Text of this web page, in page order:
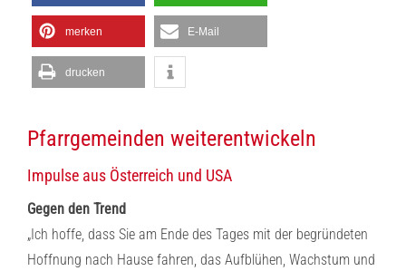
merken E-Mail
drucken
Pfarrgemeinden weiterentwickeln
Impulse aus Österreich und USA
Gegen den Trend
„Ich hoffe, dass Sie am Ende des Tages mit der begründeten
Hoffnung nach Hause fahren, das Aufblühen, Wachstum und